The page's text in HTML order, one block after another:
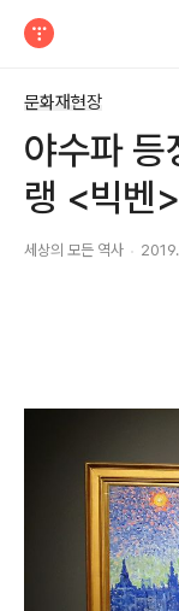
문화재현장
야수파 등
랭 <빅벤>
세상의 모든 역사